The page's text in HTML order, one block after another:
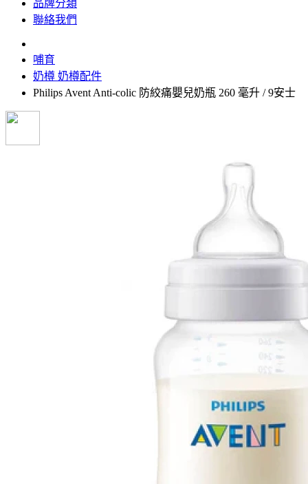
品牌分類
聯絡我們
哺育
奶樽 奶樽配件
Philips Avent Anti-colic 防絞痛嬰兒奶瓶 260 毫升 / 9安士